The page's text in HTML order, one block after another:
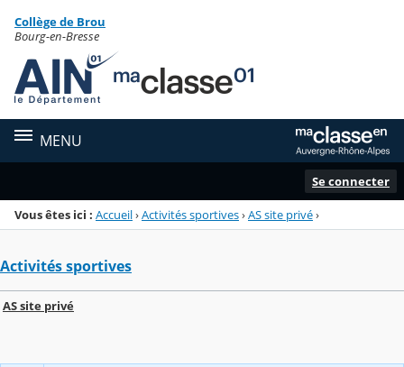
Menu de la rubrique
Contenu
Collège de Brou
Bourg-en-Bresse
MENU
Se connecter
Vous êtes ici : Accueil›Activités sportives›AS site privé›
Activités sportives
AS site privé